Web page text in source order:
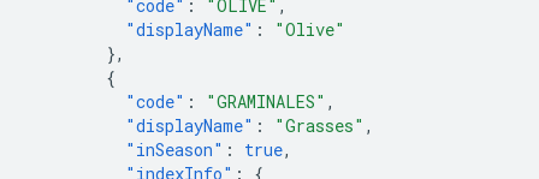
"code" : "OLIVE" ,
"displayName" :
"Olive"
},
{
"code" : "GRAMINALES" ,
"displayName" : "Grasses" ,
"inSeason" : true,
"indexInfo" :
{